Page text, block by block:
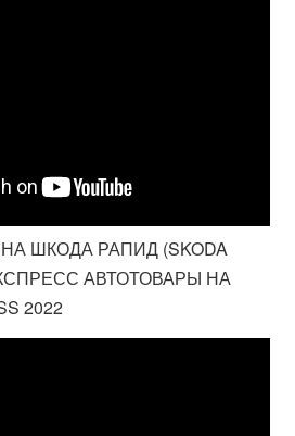
ШКОДА РАПИД (SKODA
АВТОТОВАРЫ НА
2022